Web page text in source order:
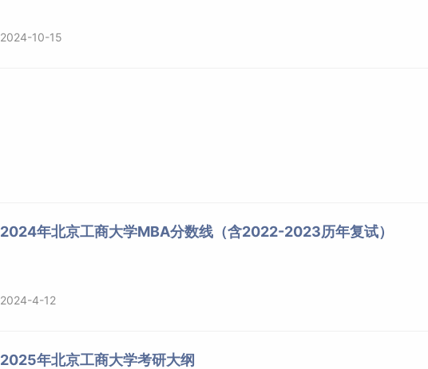
2024-10-15
2024年北京工商大学MBA分数线（含2022-2023历年复试）
2024-4-12
2025年北京工商大学考研大纲